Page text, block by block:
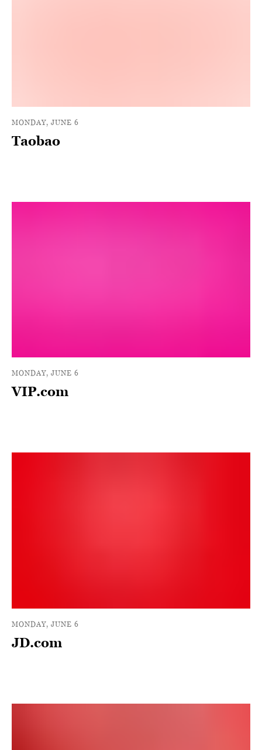
MONDAY, JUNE 6
Taobao
MONDAY, JUNE 6
VIP.com
MONDAY, JUNE 6
JD.com